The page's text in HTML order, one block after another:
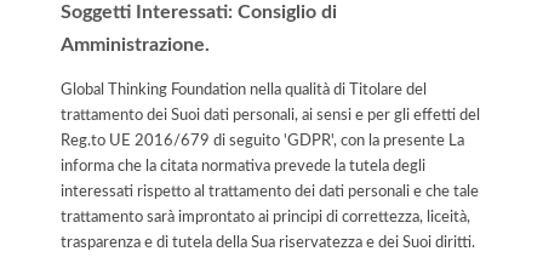
Soggetti Interessati: Consiglio di
Amministrazione.
Global Thinking Foundation nella qualità di Titolare del
trattamento dei Suoi dati personali, ai sensi e per gli effetti del
Reg.to UE 2016/679 di seguito 'GDPR', con la presente La
informa che la citata normativa prevede la tutela degli
interessati rispetto al trattamento dei dati personali e che tale
trattamento sarà improntato ai principi di correttezza, liceità,
trasparenza e di tutela della Sua riservatezza e dei Suoi diritti.